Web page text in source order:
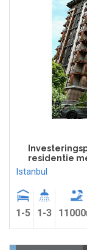
residentie
Istanbul
1-5 1-3